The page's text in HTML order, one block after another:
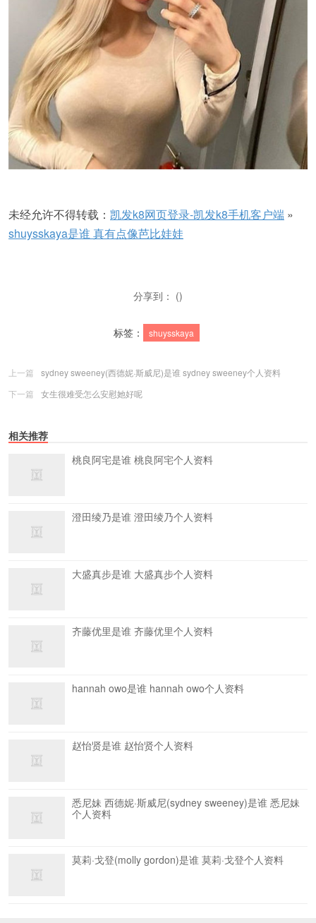
未经允许不得转载： 凯发k8网页登录-凯发k8手机客户端 »
shuysskaya是谁 真有点像芭比娃娃
分享到： ()
标签： shuysskaya
上一篇
sydney sweeney(西德妮·斯威尼)是谁 sydney sweeney个人资料
下一篇
女生很难受怎么安慰她好呢
相关推荐
桃良阿宅是谁 桃良阿宅个人资料
澄田绫乃是谁 澄田绫乃个人资料
大盛真步是谁 大盛真步个人资料
齐藤优里是谁 齐藤优里个人资料
hannah owo是谁 hannah owo个人资料
赵怡贤是谁 赵怡贤个人资料
悉尼妹 西德妮·斯威尼(sydney sweeney)是谁 悉尼妹
个人资料
莫莉·戈登(molly gordon)是谁 莫莉·戈登个人资料